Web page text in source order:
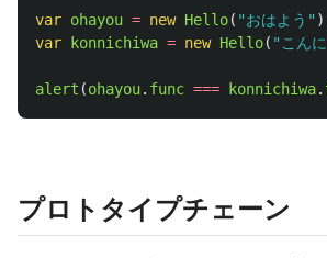
var ohayou = new Hello( "おはよう "
var
konnichiwa = new Hello( " こん
alert (ohayou. func === konnichiwa.
プロトタイプチェーン